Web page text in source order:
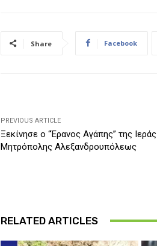
Share Facebook
PREVIOUS ARTICLE
Ξεκίνησε ο “Έρανος Αγάπης” της Ιεράς
Μητρόπολης Αλεξανδρουπόλεως
RELATED ARTICLES